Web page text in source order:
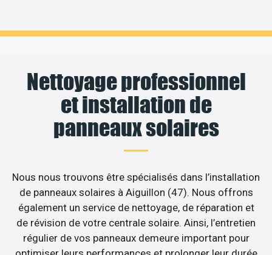
Nettoyage professionnel
et installation de
panneaux solaires
Nous nous trouvons être spécialisés dans l’installation
de panneaux solaires à Aiguillon (47). Nous offrons
également un service de nettoyage, de réparation et
de révision de votre centrale solaire. Ainsi, l’entretien
régulier de vos panneaux demeure important pour